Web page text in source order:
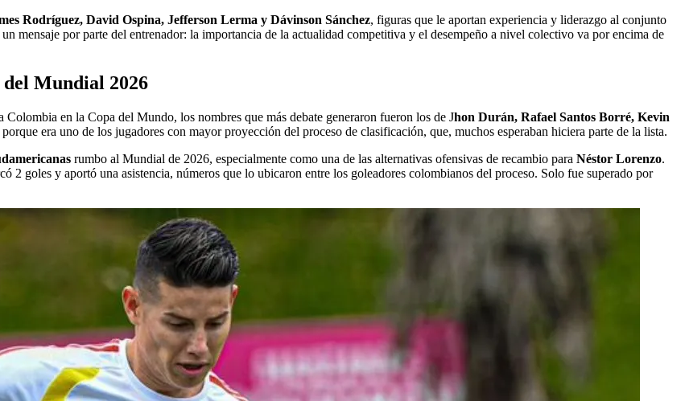
Rodríguez, David Ospina, Jefferson Lerma y Dávinson Sánchez, figuras que le aportan experiencia y liderazgo al conjunto
mensaje por parte del entrenador: la importancia de la actualidad competitiva y el desempeño a nivel colectivo va por encima de
del Mundial 2026
en la Copa del Mundo, los nombres que más debate generaron fueron los de Jhon Durán, Rafael Santos Borré, Kevin
era uno de los jugadores con mayor proyección del proceso de clasificación, que, muchos esperaban hiciera parte de la lista.
rumbo al Mundial de 2026, especialmente como una de las alternativas ofensivas de recambio para Néstor Lorenzo.
goles y aportó una asistencia, números que lo ubicaron entre los goleadores colombianos del proceso. Solo fue superado por